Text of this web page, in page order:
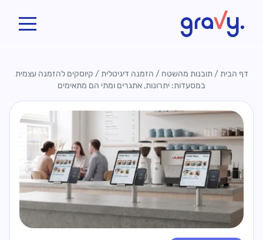
דף הבית/תובנות מהשטח / הזמנה דיגיטלית/ קיוסקים להזמנה עצמית
במסעדות: יתרונות, אתגרים ומתי הם מתאימים